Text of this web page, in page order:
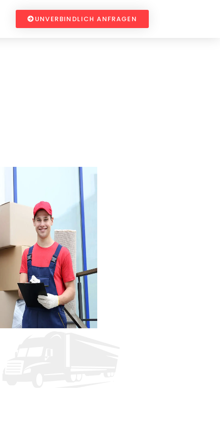
UNVERBINDLICH ANFRAGEN